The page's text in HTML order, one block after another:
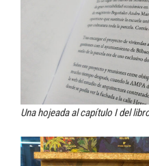
Una hojeada al capítulo I del